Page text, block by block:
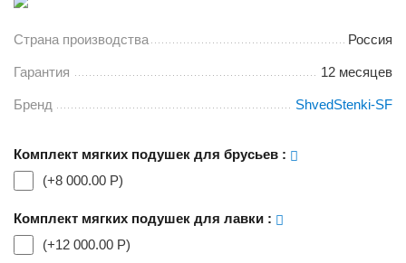
Страна производства Россия
Гарантия 12 месяцев
Бренд ShvedStenki-SF
Комплект мягких подушек для брусьев :
(+8 000.00 Р)
Комплект мягких подушек для лавки :
(+12 000.00 Р)